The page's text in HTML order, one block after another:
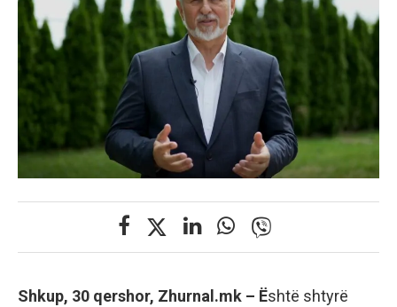
Shkup, 30 qershor, Zhurnal.mk – Është shtyrë